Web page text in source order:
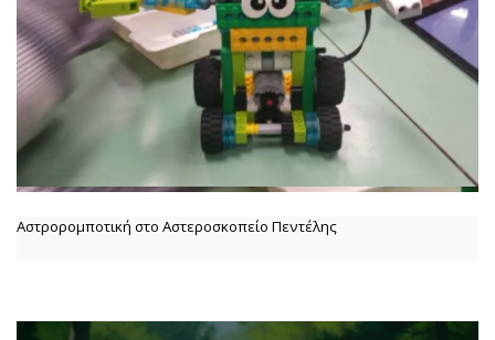
Αστρορομποτική στο Αστεροσκοπείο Πεντέλης